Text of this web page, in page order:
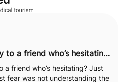
What would I say to a friend who’s hesitating? Just go for it.
a friend who’s hesitating? Just
fear was not understanding the